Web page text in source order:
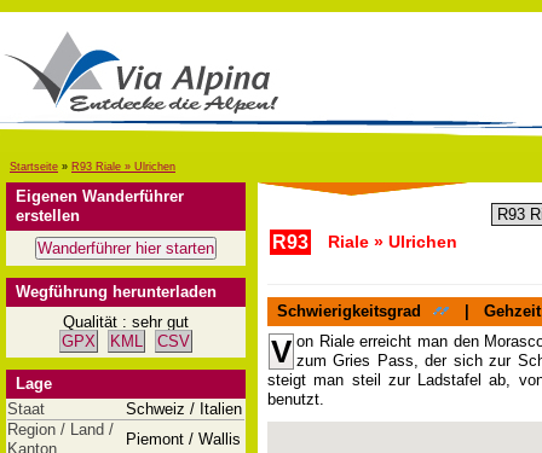
Startseite » R93 Riale » Ulrichen
Eigenen Wanderführer
erstellen
Wegführung herunterladen
Qualität : sehr gut
GPX
KML CSV
Lage
Staat
Schweiz / Italien
Region / Land /
Kanton
Piemont / Wallis
R93 Riale » Ulrichen
Schwierigkeitsgrad Gehzeit
V on Riale erreicht man den
zum Gries Pass, der sich zur
steigt man steil zur Ladstafel ab,
benutzt.